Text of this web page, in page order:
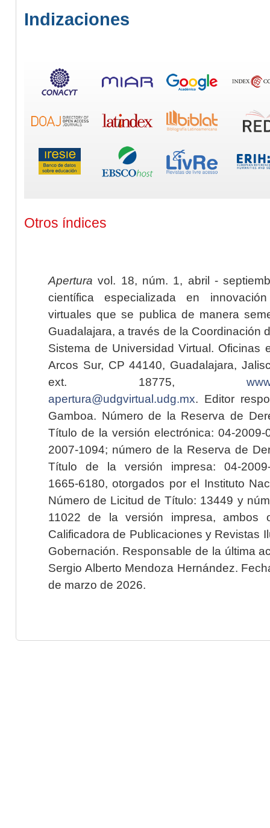
Indizaciones
Otros índices
Apertura vol. 18, núm. 1, abril -
científica especializada en
virtuales que se publica de manera
Guadalajara, a través de la Coordinación
Sistema de Universidad Virtual. Oficinas
Arcos Sur, CP 44140, Guadalajara,
ext. 18775,
apertura@udgvirtual.udg.mx. Editor
Gamboa. Número de la Reserva de
Título de la versión electrónica: 04-2009-
2007-1094; número de la Reserva de
Título de la versión impresa: 04-2009-
1665-6180, otorgados por el Instituto
Número de Licitud de Título: 13449 y
11022 de la versión impresa, ambos
Calificadora de Publicaciones y Revistas
Gobernación. Responsable de la última
Sergio Alberto Mendoza Hernández.
de marzo de 2026.